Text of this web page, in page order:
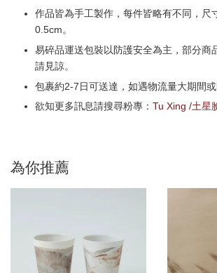
作品皆為手工製作，每件皆略有不同，尺
0.5cm。
易碎品運送包裝以防護安全為主，部分商
請見諒。
包裹約2-7日可送達，如遇物流量大期間或
欲知更多訊息請搜尋粉專： Tu Xing /土星
為你推薦